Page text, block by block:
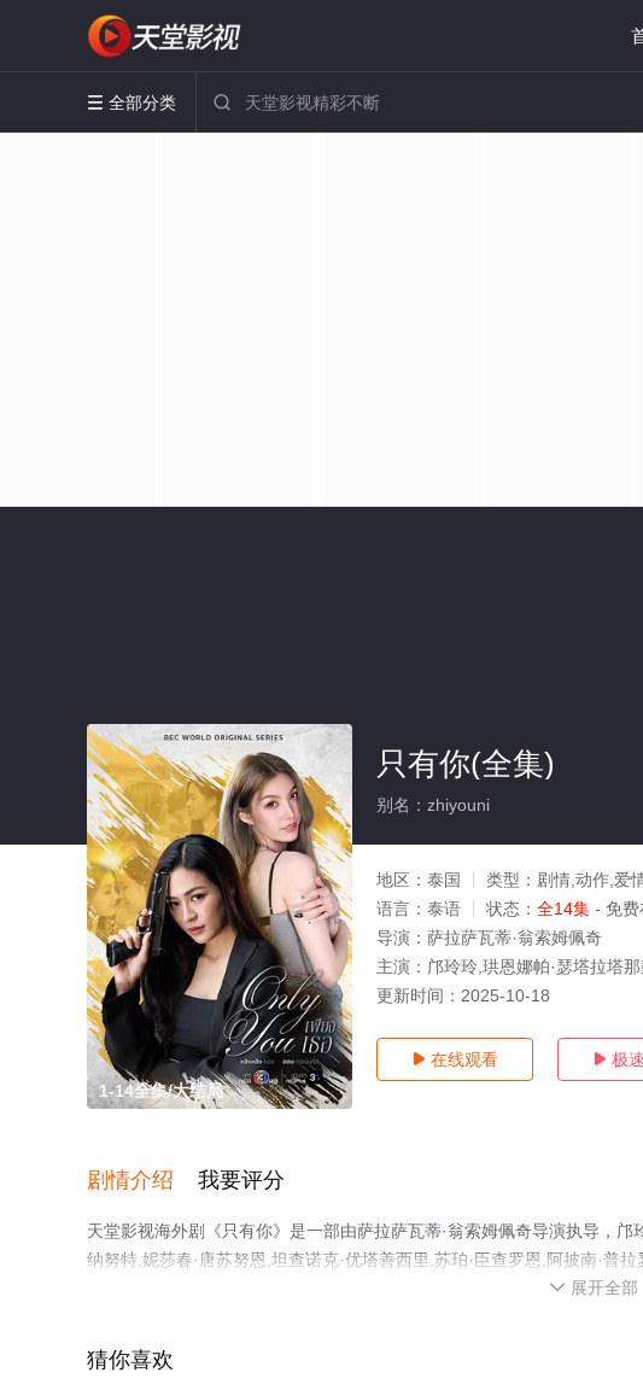
 全部分类 
1-14全集/大结局
只有你(全集)
别名：zhiyouni
地区： 泰国 类型： 剧情,动作,爱
语言： 泰语 状态： 全14集 - 免费
导演： 萨拉萨瓦蒂·翁索姆佩奇
主演： 邝玲玲,珙恩娜帕·瑟塔拉塔
更新时间： 2025-10-18
 在线观看  极
剧情介绍 我要评分
天堂影视海外剧《只有你》是一部由萨拉萨瓦蒂·翁索姆佩奇导演执导，邝
纳努特,妮莎春·唐苏努恩,坦查诺克·优塔善西里,苏珀·臣查罗恩,阿披南·普
布纳亚基特,肯帕莎·斯莉苏卡化,克里特坎·普拉西特潘尼等演员精彩演绎
解。
 展开全部
猜你喜欢